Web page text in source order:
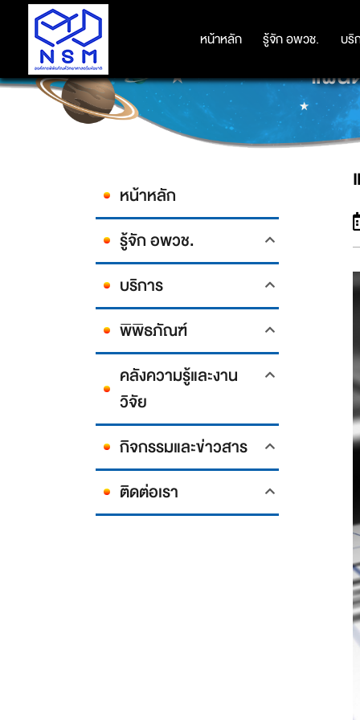
หน้าหลัก รู้จัก อพวช. บริ
หน้าหลัก รู้จัก อพวช. บริ
แผ่น
หน้าหลัก
รู้จัก อพวช.
บริการ
พิพิธภัณฑ์
คลังความรู้และงาน
วิจัย
กิจกรรมและข่าวสาร
ติดต่อเรา